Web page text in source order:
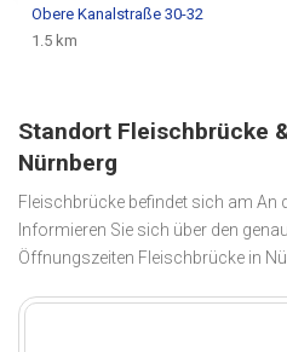
Obere Kanalstraße 30-32
1.5 km
Standort Fleischbrücke
Nürnberg
Fleischbrücke befindet sich am An
Informieren Sie sich über den
Öffnungszeiten Fleischbrücke in